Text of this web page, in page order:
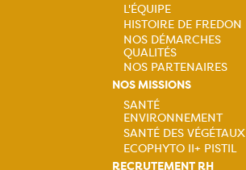
Navigation
principale
L'ÉQUIPE
HISTOIRE DE FREDON
NOS DÉMARCHES
QUALITÉS
NOS PARTENAIRES
NOS MISSIONS
Navigation
SANTÉ
ENVIRONNEMENT
SANTÉ DES VÉGÉTAUX
ECOPHYTO II+ PISTIL
RECRUTEMENT RH